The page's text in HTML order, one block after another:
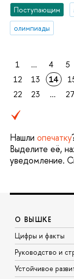
Поступающим
олимпиады
1 ... 4 5
12
13 14
22
23 ... 27
Нашли опечатку
Выделите её,
уведомление.
О ВЫШКЕ
Цифры и факты
Руководство и
Устойчивое